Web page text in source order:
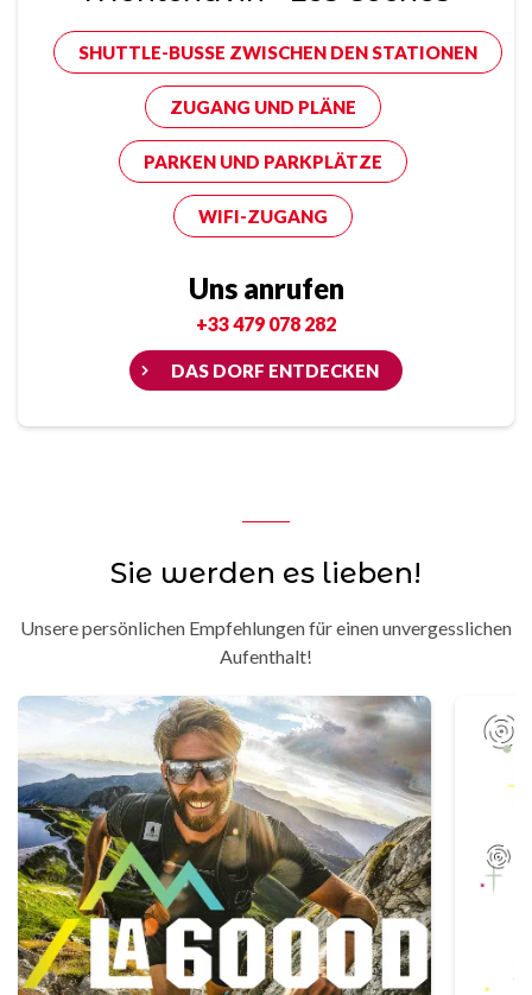
SHUTTLE-BUSSE ZWISCHEN DEN STATIONEN
ZUGANG UND PLÄNE
PARKEN UND PARKPLÄTZE
WIFI-ZUGANG
Uns anrufen
+33 479 078 282
DAS DORF ENTDECKEN
Sie werden es lieben!
Unsere persönlichen Empfehlungen für einen unvergesslichen
Aufenthalt!